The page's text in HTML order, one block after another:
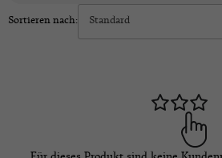
Sortieren nach: Standard